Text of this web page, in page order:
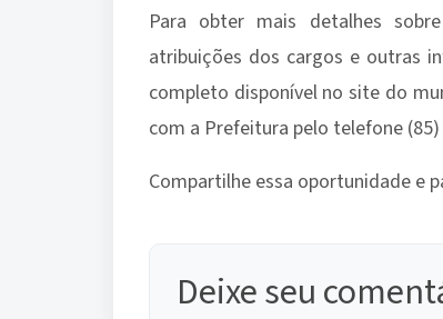
Para obter mais detalhes
atribuições dos cargos e outras
completo disponível no site do
com a Prefeitura pelo telefone (85)
Compartilhe essa oportunidade e
Deixe seu